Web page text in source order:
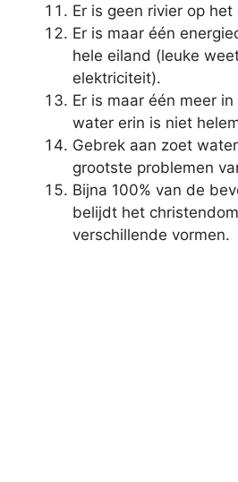
Er is geen rivier op het
Er is maar één
hele eiland (leuke
elektriciteit).
Er is maar één meer
water erin is niet
Gebrek aan zoet
grootste problemen
Bijna 100% van de
belijdt het
verschillende vormen.